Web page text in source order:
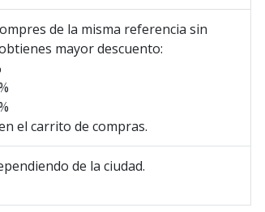
de la misma referencia sin
mayor descuento:
el carrito de compras.
de la ciudad.